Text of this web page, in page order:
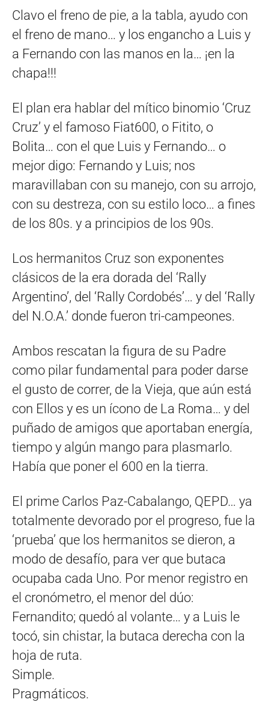
Clavo el freno de pie, a la tabla, ayudo con
el freno de mano… y los engancho a Luis y
a Fernando con las manos en la… ¡en la
chapa!!!
El plan era hablar del mítico binomio ‘Cruz
Cruz’ y el famoso Fiat600, o Fitito, o
Bolita… con el que Luis y Fernando… o
mejor digo: Fernando y Luis; nos
maravillaban con su manejo, con su arrojo,
con su destreza, con su estilo loco… a fines
de los 80s. y a principios de los 90s.
Los hermanitos Cruz son exponentes
clásicos de la era dorada del ‘Rally
Argentino’, del ‘Rally Cordobés’… y del ‘Rally
del N.O.A.’ donde fueron tri-campeones.
Ambos rescatan la figura de su Padre
como pilar fundamental para poder darse
el gusto de correr, de la Vieja, que aún está
con Ellos y es un ícono de La Roma… y del
puñado de amigos que aportaban energía,
tiempo y algún mango para plasmarlo.
Había que poner el 600 en la tierra.
El prime Carlos Paz-Cabalango, QEPD… ya
totalmente devorado por el progreso, fue la
‘prueba’ que los hermanitos se dieron, a
modo de desafío, para ver que butaca
ocupaba cada Uno. Por menor registro en
el cronómetro, el menor del dúo:
Fernandito; quedó al volante… y a Luis le
tocó, sin chistar, la butaca derecha con la
hoja de ruta.
Simple.
Pragmáticos.